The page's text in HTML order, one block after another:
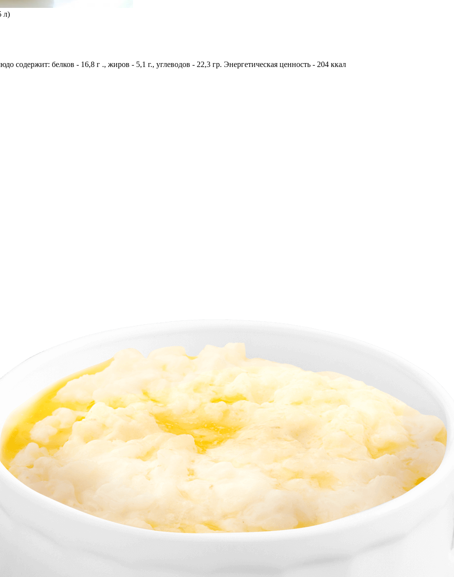
л)
содержит: белков - 16,8 г ., жиров - 5,1 г., углеводов - 22,3 гр. Энергетическая ценность - 204 ккал